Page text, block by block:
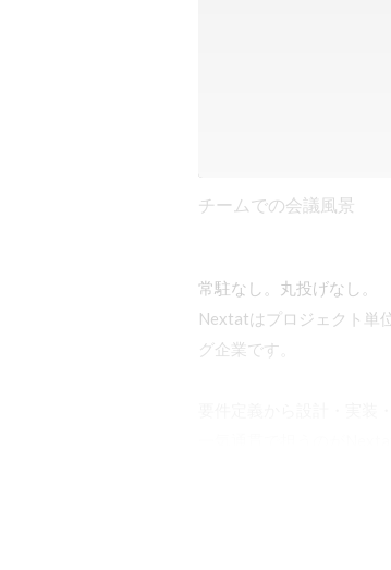
チームでの会議風景
常駐なし。丸投げなし。
Nextatはプロジェクト単
グ企業です。
一気通貫で担うのが